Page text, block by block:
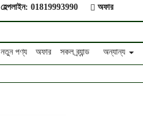
হেল্পলাইন: 01819993990 অফার
নতুন পণ্য অফার সকল ব্র্যান্ড অন্যান্য